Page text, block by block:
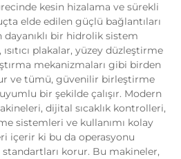
kesin hizalama ve sürekli
elde edilen güçlü bağlantıları
dayanıklı bir hidrolik sistem
plakalar, yüzey düzleştirme
mekanizmaları gibi birden
ve tümü, güvenilir birleştirme
bir şekilde çalışır. Modern
dijital sıcaklık kontrolleri,
sistemleri ve kullanımı kolay
içerir ki bu da operasyonu
korur. Bu makineler,